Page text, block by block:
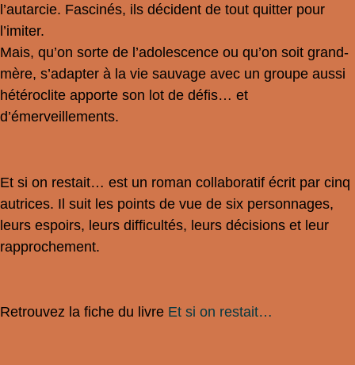
l’autarcie. Fascinés, ils décident de tout quitter pour
l’imiter.
Mais, qu’on sorte de l’adolescence ou qu’on soit grand-
mère, s’adapter à la vie sauvage avec un groupe aussi
hétéroclite apporte son lot de défis… et
d’émerveillements.
Et si on restait… est un roman collaboratif écrit par cinq
autrices. Il suit les points de vue de six personnages,
leurs espoirs, leurs difficultés, leurs décisions et leur
rapprochement.
Retrouvez la fiche du livre Et si on restait…